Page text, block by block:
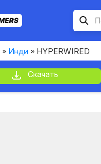
» Инди » HYPERWIRED
Скачать